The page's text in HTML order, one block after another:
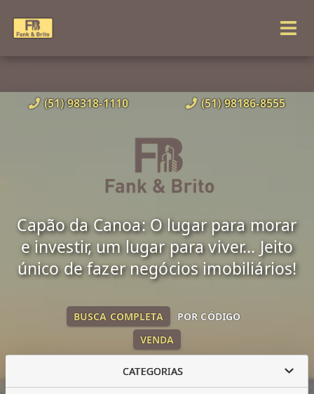
(51) 98318-1110 (51) 98186-8555
Capão da Canoa: O lugar para morar
e investir, um lugar para viver... Jeito
único de fazer negócios imobiliários!
VENDA
BUSCA COMPLETA POR CÓDIGO
CATEGORIAS